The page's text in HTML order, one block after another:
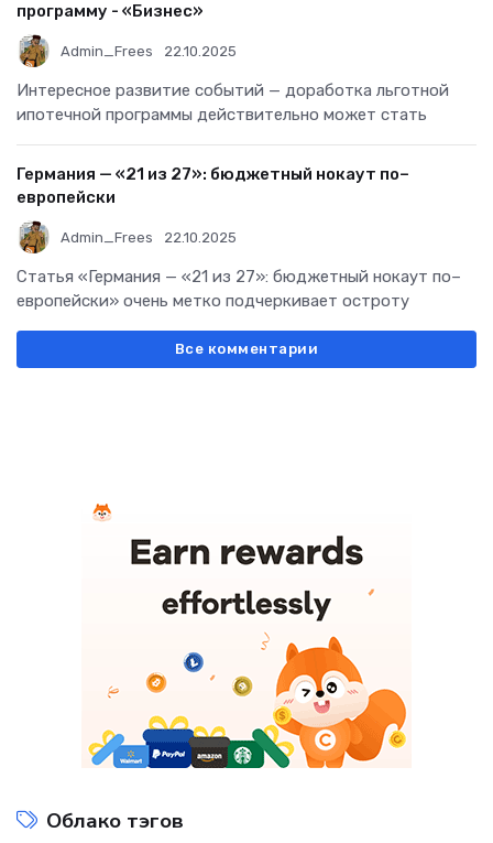
программу - «Бизнес»
Admin_Frees 22.10.2025
Интересное развитие событий — доработка льготной
ипотечной программы действительно может стать
Германия — «21 из 27»: бюджетный нокаут по–
европейски
Admin_Frees 22.10.2025
Статья «Германия — «21 из 27»: бюджетный нокаут по–
европейски» очень метко подчеркивает остроту
Все комментарии
Облако тэгов